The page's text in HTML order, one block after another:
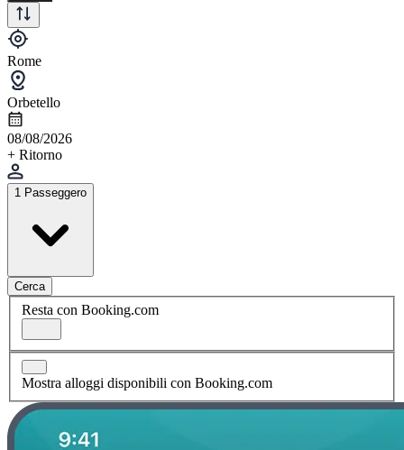
Rome
Orbetello
08/08/2026
+ Ritorno
1 Passeggero
Cerca
Resta con Booking.com
Mostra alloggi disponibili con Booking.com